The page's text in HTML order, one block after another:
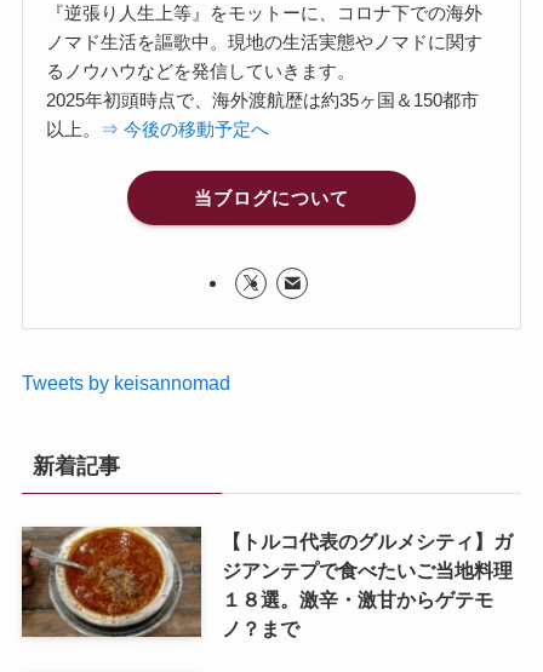
『逆張り人生上等』をモットーに、コロナ下での海外
ノマド生活を謳歌中。現地の生活実態やノマドに関す
るノウハウなどを発信していきます。
2025年初頭時点で、海外渡航歴は約35ヶ国＆150都市
以上。
⇒ 今後の移動予定へ
当ブログについて
Tweets by keisannomad
新着記事
【トルコ代表のグルメシティ】ガ
ジアンテプで食べたいご当地料理
１８選。激辛・激甘からゲテモ
ノ？まで